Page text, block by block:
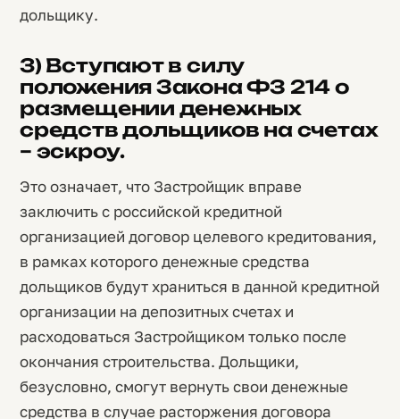
дольщику.
3) Вступают в силу
положения Закона ФЗ 214 о
размещении денежных
средств дольщиков на счетах
– эскроу.
Это означает, что Застройщик вправе
заключить с российской кредитной
организацией договор целевого кредитования,
в рамках которого денежные средства
дольщиков будут храниться в данной кредитной
организации на депозитных счетах и
расходоваться Застройщиком только после
окончания строительства. Дольщики,
безусловно, смогут вернуть свои денежные
средства в случае расторжения договора